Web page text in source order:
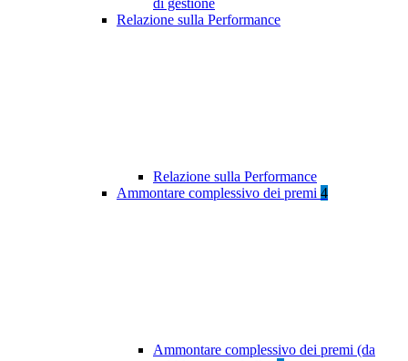
di gestione
Relazione sulla Performance
Relazione sulla Performance
Ammontare complessivo dei premi 4
Ammontare complessivo dei premi (da